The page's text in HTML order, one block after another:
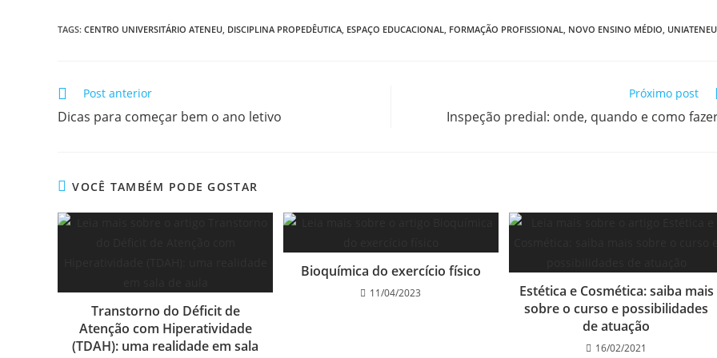
TAGS: CENTRO UNIVERSITÁRIO ATENEU DISCIPLINA PROPEDÊUTICA ESPAÇO EDUCACIONAL FORMAÇÃO PROFISSIONAL NOVO ENSINO MÉDIO UNIATENEU
Post anterior
Dicas para começar bem o ano letivo
Próximo post
Inspeção predial: onde, quando e como
VOCÊ TAMBÉM PODE GOSTAR
Transtorno do Déficit de
Atenção com Hiperatividade
(TDAH): uma realidade em sala
Bioquímica do exercício físico
11/04/2023
Estética e Cosmética: saiba mais
sobre o curso e possibilidades
de atuação
16/02/2021